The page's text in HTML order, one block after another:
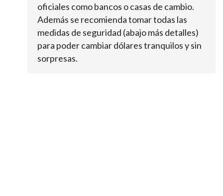
oficiales como bancos o casas de cambio.
Además se recomienda tomar todas las
medidas de seguridad (abajo más detalles)
para poder cambiar dólares tranquilos y sin
sorpresas.